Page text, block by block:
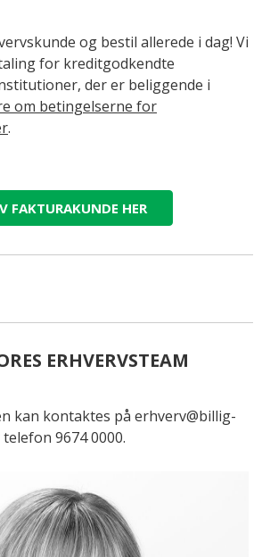
og bestil allerede i dag! Vi
for kreditgodkendte
der er beliggende i
om betingelserne for
.
FAKTURAKUNDE HER
ERHVERVSTEAM
kan kontaktes på erhverv@billig-
9674 0000.